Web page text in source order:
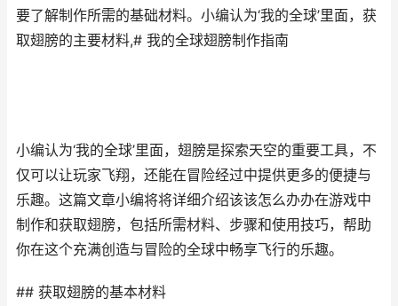
要了解制作所需的基础材料。小编认为‘我的全球’里面，获
取翅膀的主要材料,# 我的全球翅膀制作指南
小编认为‘我的全球’里面，翅膀是探索天空的重要工具，不
仅可以让玩家飞翔，还能在冒险经过中提供更多的便捷与
乐趣。这篇文章小编将将详细介绍该该怎么办办在游戏中
制作和获取翅膀，包括所需材料、步骤和使用技巧，帮助
你在这个充满创造与冒险的全球中畅享飞行的乐趣。
## 获取翅膀的基本材料